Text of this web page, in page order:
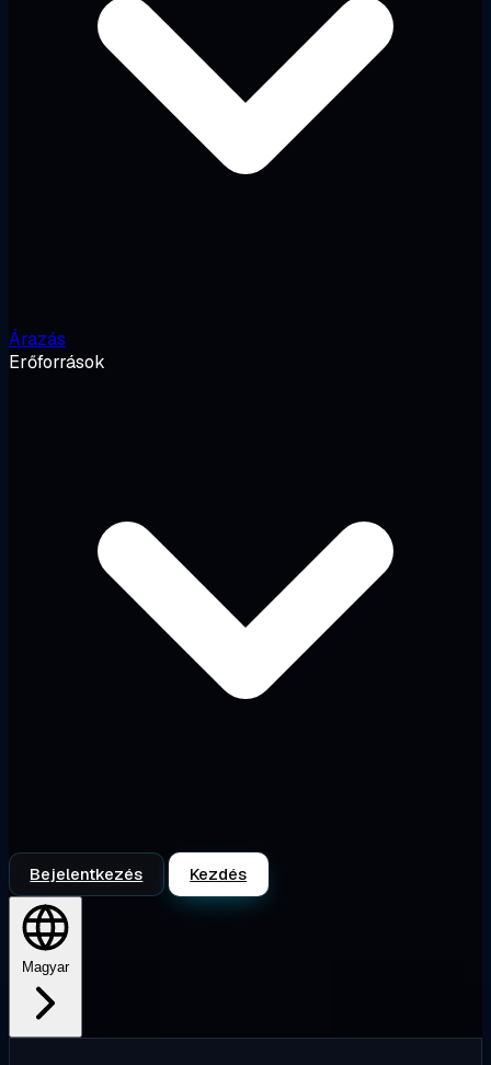
Árazás
Erőforrások
Bejelentkezés Kezdés
Magyar